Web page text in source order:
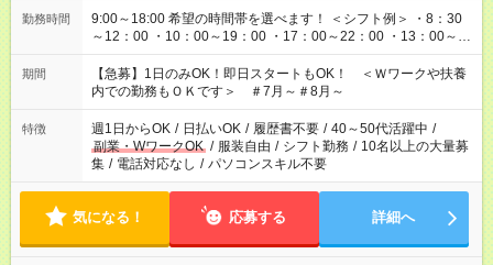
勤務時間
9:00～18:00 希望の時間帯を選べます！ ＜シフト例＞ ・8：30
～12：00 ・10：00～19：00 ・17：00～22：00 ・13：00～
22：00 ・22：00～翌6：00 など
期間
【急募】1日のみOK！即日スタートもOK！ ＜Ｗワークや扶養
内での勤務もＯＫです＞ ＃7月～＃8月～
特徴 週1日からOK / 日払いOK / 履歴書不要 / 40～50代活躍中 /
副業・WワークOK / 服装自由 / シフト勤務 / 10名以上の大量募
集 / 電話対応なし / パソコンスキル不要
気になる！ 応募する 詳細へ